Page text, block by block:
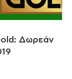
Δωρεάν